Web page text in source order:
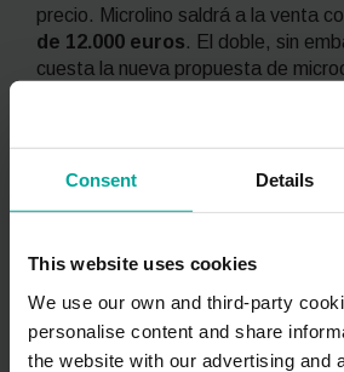
Consent Details
This website uses cookies
We use our own and third-party
personalise content and share
the website with our advertising and
precio. Microlino saldrá a la venta
de 12.000 euros. El doble, sin
cuesta la nueva propuesta de
Citroën. De momento, el ‘Isetta
Si no estás seguro de hacer el
diseminados por la geografía
instalaciones a la manera más
desplazarse.